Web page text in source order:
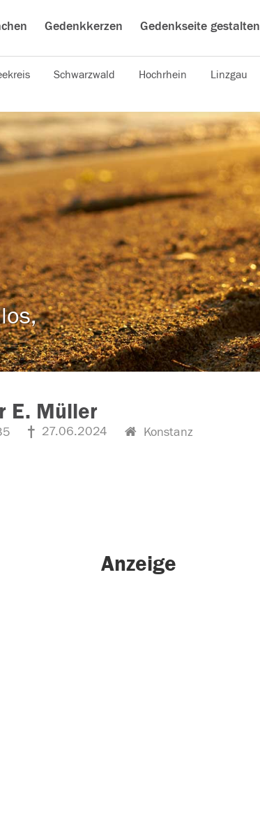
Gedenkkerzen Gedenkseite gestalten
Schwarzwald Hochrhein Linzgau
E. Müller
27.06.2024 Konstanz
Anzeige